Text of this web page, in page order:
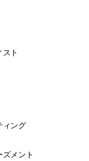
ト
ィング
メント